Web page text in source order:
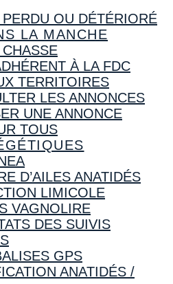
OU DÉTÉRIORÉ
LA MANCHE
À LA FDC
TERRITOIRES
LES ANNONCES
UNE ANNONCE
TOUS
D’AILES ANATIDÉS
LIMICOLE
VAGNOLIRE
DES SUIVIS
GPS
ANATIDÉS /